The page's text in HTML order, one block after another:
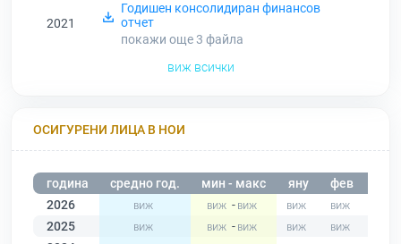
2021
Годишен консолидиран финансов
отчет
покажи още 3 файла
виж всички
ОСИГУРЕНИ ЛИЦА В НОИ
година средно год. мин - макс яну фев
2026
-
2025
-